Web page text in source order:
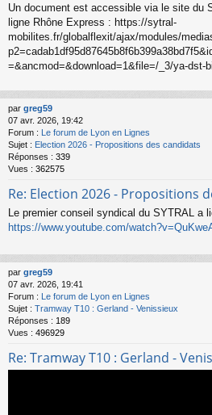
Un document est accessible via le site du
ligne Rhône Express : https://sytral-
mobilites.fr/globalflexit/ajax/modules/
=&ancmod=&download=1&file=/_3/ya-dst-
par greg59
07 avr. 2026, 19:42
Forum : Le forum de Lyon en Lignes
Sujet : Election 2026 - Propositions des candidats
Réponses : 339
Vues : 362575
Re: Election 2026 - Propositions
Le premier conseil syndical du SYTRAL a
https://www.youtube.com/
par greg59
07 avr. 2026, 19:41
Forum : Le forum de Lyon en Lignes
Sujet : Tramway T10 : Gerland - Venissieux
Réponses : 189
Vues : 496929
Re: Tramway T10 : Gerland -